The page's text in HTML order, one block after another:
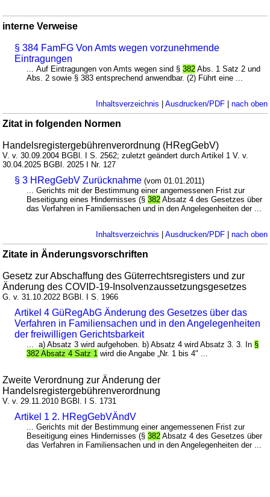
interne Verweise
§ 384 FamFG Von Amts wegen vorzunehmende
Eintragungen
... Auf Eintragungen von Amts wegen sind §382 Abs. 1 Satz 2 und
Abs. 2 sowie § 383 entsprechend anwendbar. (2) Führt eine ...
Inhaltsverzeichnis | Ausdrucken/PDF| nach oben
Zitat in folgenden Normen
Handelsregistergebührenverordnung (HRegGebV)
V. v. 30.09.2004 BGBl. I S. 2562; zuletzt geändert durch Artikel 1 V. v.
30.04.2025 BGBl. 2025 I Nr. 127
§ 3 HRegGebV Zurücknahme (vom 01.01.2011)
... Gerichts mit der Bestimmung einer angemessenen Frist zur
Beseitigung eines Hindernisses (§382 Absatz 4 des Gesetzes über
das Verfahren in Familiensachen und in den Angelegenheiten der ...
Inhaltsverzeichnis | Ausdrucken/PDF| nach oben
Zitate in Änderungsvorschriften
Gesetz zur Abschaffung des Güterrechtsregisters und zur
Änderung des COVID-19-Insolvenzaussetzungsgesetzes
G. v. 31.10.2022 BGBl. I S. 1966
Artikel 4 GüRegAbG Änderung des Gesetzes über das
Verfahren in Familiensachen und in den Angelegenheiten
der freiwilligen Gerichtsbarkeit
... a) Absatz 3 wird aufgehoben. b) Absatz 4 wird Absatz 3. 3. In §
382 Absatz 4 Satz 1 wird die Angabe „Nr. 1 bis 4" ...
Zweite Verordnung zur Änderung der
Handelsregistergebührenverordnung
V. v. 29.11.2010 BGBl. I S. 1731
Artikel 1 2. HRegGebVÄndV
... Gerichts mit der Bestimmung einer angemessenen Frist zur
Beseitigung eines Hindernisses (§382 Absatz 4 des Gesetzes über
das Verfahren in Familiensachen und in den Angelegenheiten der ...